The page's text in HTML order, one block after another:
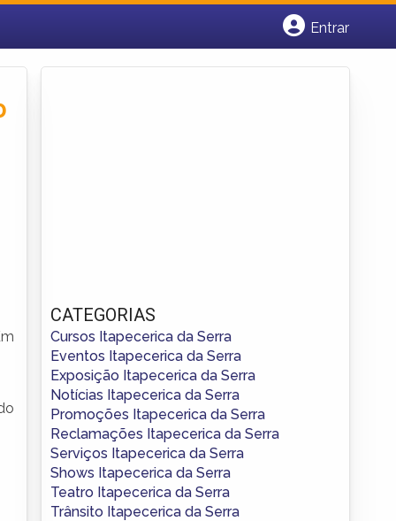
Entrar
CATEGORIAS
Cursos Itapecerica da Serra
Eventos Itapecerica da Serra
Exposição Itapecerica da Serra
Notícias Itapecerica da Serra
Promoções Itapecerica da Serra
Reclamações Itapecerica da Serra
Serviços Itapecerica da Serra
Shows Itapecerica da Serra
Teatro Itapecerica da Serra
Trânsito Itapecerica da Serra